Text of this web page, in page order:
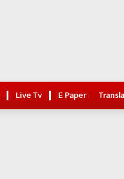
Live Tv E Paper